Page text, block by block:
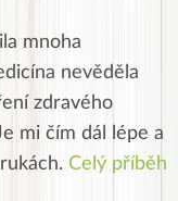
mnoha
nevěděla
zdravého
mi čím dál lépe a
Celý příběh